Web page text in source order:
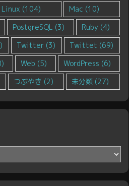
Linux (104) Mac (10)
PostgreSQL (3) Ruby (4)
Twitter (3) Twittet (69)
Web (5) WordPress (6)
つぶやき (2) 未分類 (27)